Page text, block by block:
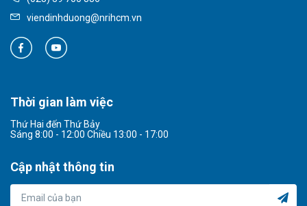
viendinhduong@nrihcm.vn
Thời gian làm việc
Thứ Hai đến Thứ Bảy
Sáng 8:00 - 12:00 Chiều 13:00 - 17:00
Cập nhật thông tin